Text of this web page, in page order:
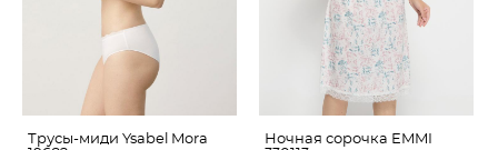
Трусы-миди Ysabel Mora
Ночная сорочка EMMI